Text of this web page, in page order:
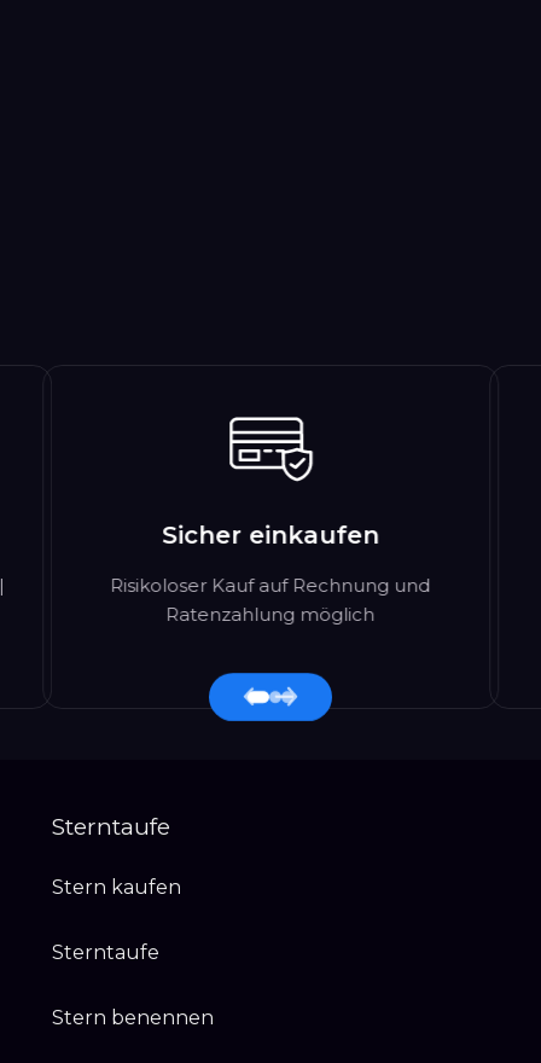
Sicher einkaufen
Risikoloser Kauf auf Rechnung und
Ratenzahlung möglich
Sterntaufe
Stern kaufen
Sterntaufe
Stern benennen